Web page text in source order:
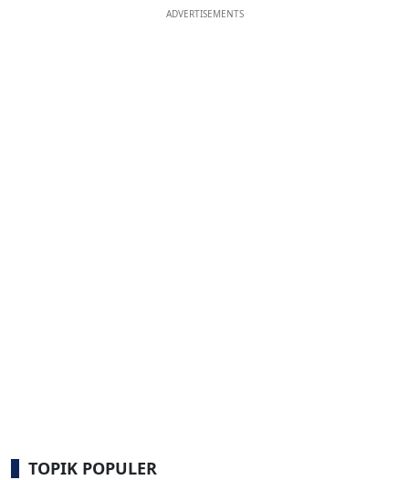
ADVERTISEMENTS
TOPIK POPULER